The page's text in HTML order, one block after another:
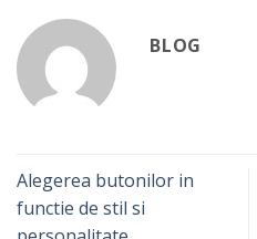
BLOG
Alegerea butonilor in
functie de stil si